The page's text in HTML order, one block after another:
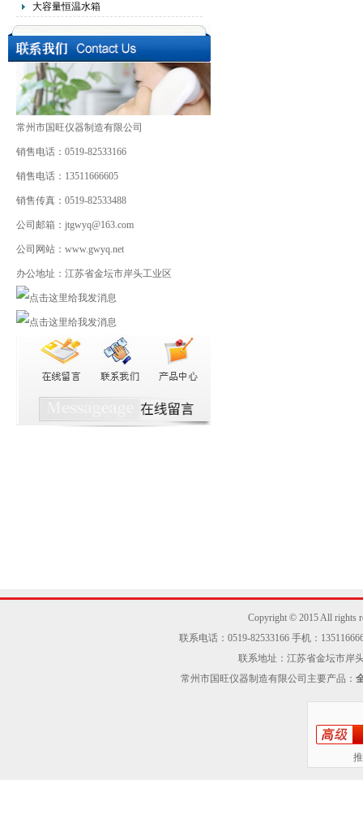
大容量恒温水箱
常州市国旺仪器制造有限公司
销售电话：0519-82533166
销售电话：13511666605
销售传真：0519-82533488
公司邮箱：jtgwyq@163.com
公司网站：www.gwyq.net
办公地址：江苏省金坛市岸头工业区
Copyright © 2015 All rights
联系电话：0519-82533166 手机：
联系地址：江苏省金坛市岸
常州市国旺仪器制造有限公司主要产品：